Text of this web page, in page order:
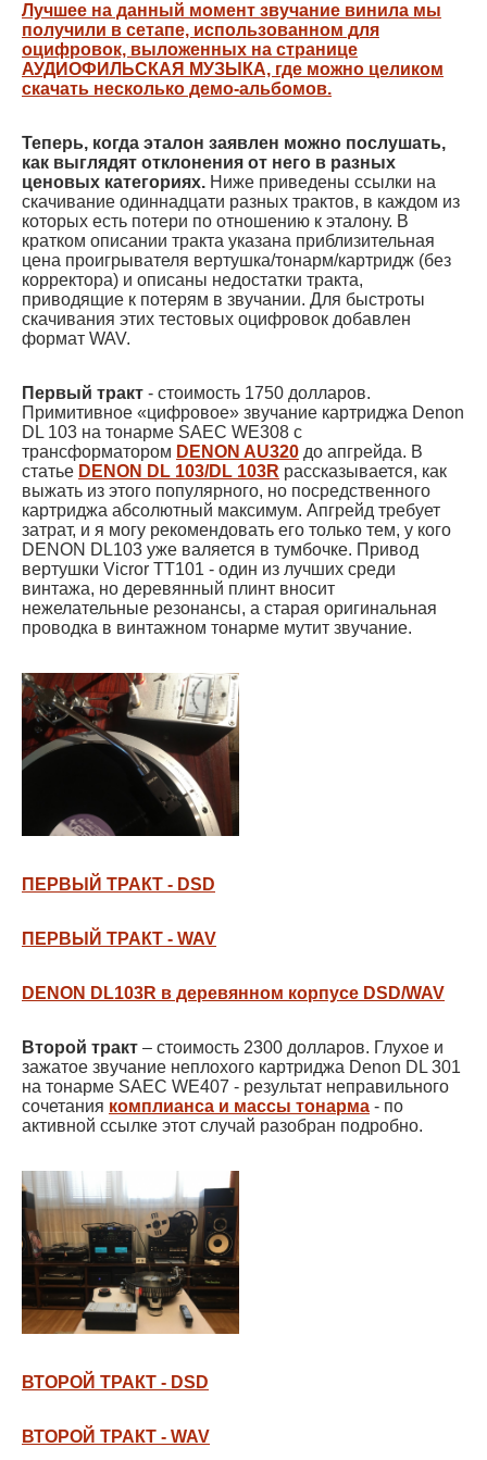
Лучшее на данный момент звучание винила мы
получили в сетапе, использованном для
оцифровок, выложенных на странице
АУДИОФИЛЬСКАЯ МУЗЫКА, где можно целиком
скачать несколько демо-альбомов.
Теперь, когда эталон заявлен можно послушать,
как выглядят отклонения от него в разных
ценовых категориях. Ниже приведены ссылки на
скачивание одиннадцати разных трактов, в каждом из
которых есть потери по отношению к эталону. В
кратком описании тракта указана приблизительная
цена проигрывателя вертушка/тонарм/картридж (без
корректора) и описаны недостатки тракта,
приводящие к потерям в звучании. Для быстроты
скачивания этих тестовых оцифровок добавлен
формат WAV.
Первый тракт - стоимость 1750 долларов.
Примитивное «цифровое» звучание картриджа Denon
DL 103 на тонарме SAEC WE308 с
трансформатором DENON AU320 до апгрейда. В
статье DENON DL 103/DL 103R рассказывается, как
выжать из этого популярного, но посредственного
картриджа абсолютный максимум. Апгрейд требует
затрат, и я могу рекомендовать его только тем, у кого
DENON DL103 уже валяется в тумбочке. Привод
вертушки Vicror TT101 - один из лучших среди
винтажа, но деревянный плинт вносит
нежелательные резонансы, а старая оригинальная
проводка в винтажном тонарме мутит звучание.
ПЕРВЫЙ ТРАКТ - DSD
ПЕРВЫЙ ТРАКТ - WAV
DENON DL103R в деревянном корпусе DSD/WAV
Второй тракт – стоимость 2300 долларов. Глухое и
зажатое звучание неплохого картриджа Denon DL 301
на тонарме SAEC WE407 - результат неправильного
сочетания комплианса и массы тонарма - по
активной ссылке этот случай разобран подробно.
ВТОРОЙ ТРАКТ - DSD
ВТОРОЙ ТРАКТ - WAV